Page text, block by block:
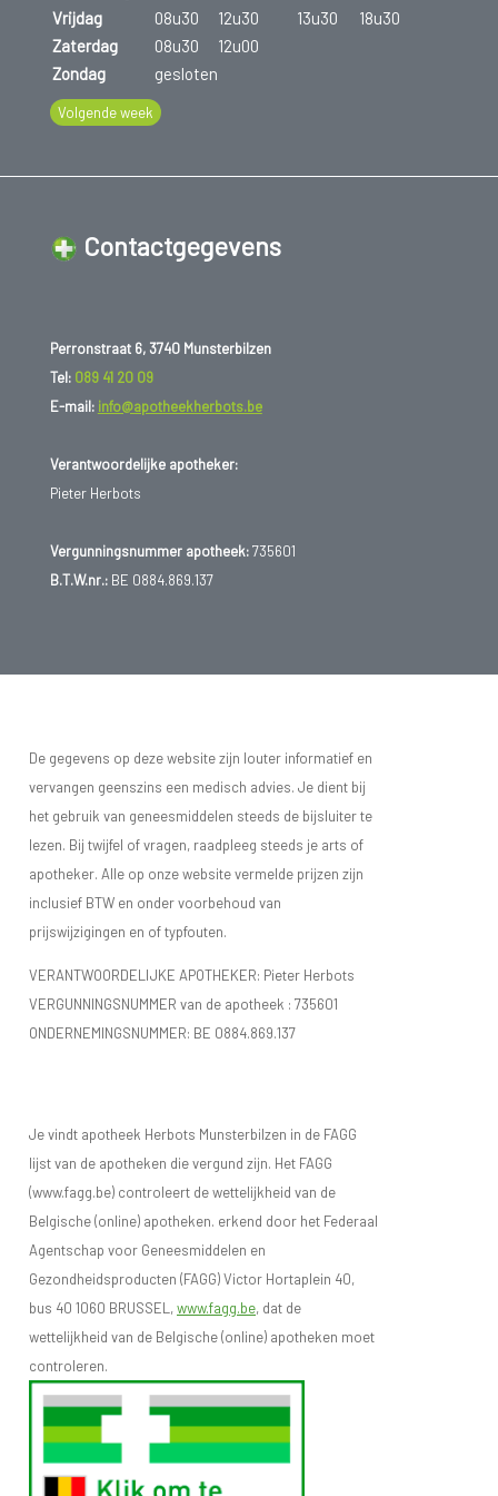
weer.Vrijdag
08u30 12u30 13u30
18u30
Zaterdag
08u30
12u00
Zondag
gesloten
Volgende week
Contactgegevens
Perronstraat 6, 3740 Munsterbilzen
Tel: 089 41 20 09
E-mail: info@apotheekherbots.be
Verantwoordelijke apotheker:
Pieter Herbots
Vergunningsnummer apotheek:735601
B.T.W.nr.:BE 0884.869.137
De gegevens op deze website zijn louter informatief en
vervangen geenszins een medisch advies. Je dient bij
het gebruik van geneesmiddelen steeds de bijsluiter te
lezen. Bij twijfel of vragen, raadpleeg steeds je arts of
apotheker. Alle op onze website vermelde prijzen zijn
inclusief BTW en onder voorbehoud van
prijswijzigingen en of typfouten.
VERANTWOORDELIJKE APOTHEKER: Pieter Herbots
VERGUNNINGSNUMMER van de apotheek : 735601
ONDERNEMINGSNUMMER: BE 0884.869.137
Je vindt apotheek Herbots Munsterbilzen in de FAGG
lijst van de apotheken die vergund zijn. Het FAGG
(www.fagg.be) controleert de wettelijkheid van de
Belgische (online) apotheken. erkend door het Federaal
Agentschap voor Geneesmiddelen en
Gezondheidsproducten (FAGG) Victor Hortaplein 40,
bus 40 1060 BRUSSEL,www.fagg.be, dat de
wettelijkheid van de Belgische (online) apotheken moet
controleren.